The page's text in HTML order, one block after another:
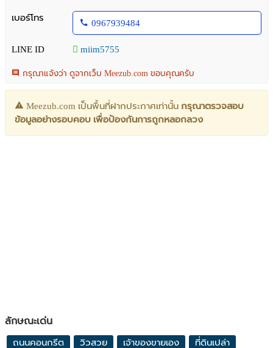
เบอร์โทร
0967939484
LINE ID miim5755
กรุณาแจ้งว่า ดูจากเว็บ Meezub.com ขอบคุณครับ
Meezub.com เป็นพื้นที่ฝากประกาศเท่านั้น กรุณาตรวจสอบ
ข้อมูลอย่างรอบคอบ เพื่อป้องกันการถูกหลอกลวง
ลักษณะเด่น
ถนนคอนกรีต วิวสวย เจ้าของขายเอง ที่ดินเปล่า